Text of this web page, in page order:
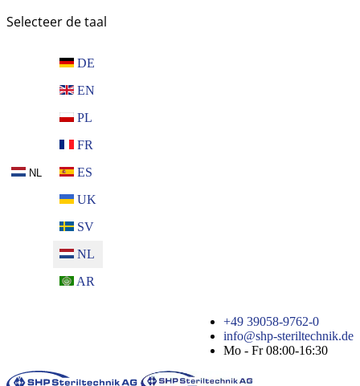
Selecteer de taal
NL
DE
EN
PL
FR
ES
UK
SV
NL
AR
+49 39058-9762-0
info@shp-steriltechnik.de
Mo - Fr 08:00-16:30